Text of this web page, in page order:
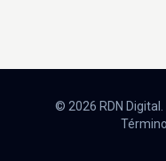
© 2026 RDN